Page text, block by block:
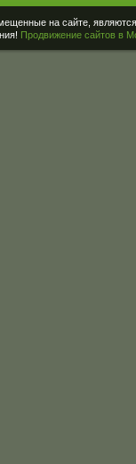
на сайте,
Продвижение сайтов в